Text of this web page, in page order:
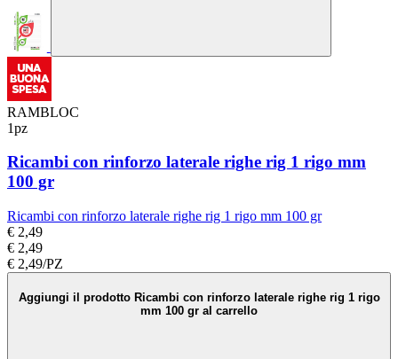
RAMBLOC
1pz
Ricambi con rinforzo laterale righe rig 1 rigo mm
100 gr
Ricambi con rinforzo laterale righe rig 1 rigo mm 100 gr
€ 2,49
€ 2,49
€ 2,49/PZ
Aggiungi il prodotto Ricambi con rinforzo laterale righe rig 1 rigo
mm 100 gr al carrello